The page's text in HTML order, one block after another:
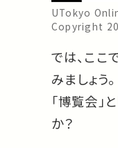
UTokyo
Copyright
では、ここ
みましょう。
「博覧会」
か？